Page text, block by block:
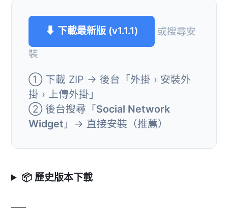
⬇ 下載最新版 (v1.1.1)
或搜尋安
裝
① 下載 ZIP → 後台「外掛 › 安裝外
掛 › 上傳外掛」
② 後台搜尋「Social Network
Widget 」→ 直接安裝（推薦）
📦 歷史版本下載